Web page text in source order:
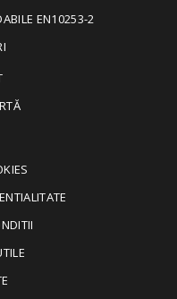
EN10253-2